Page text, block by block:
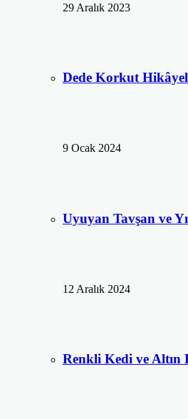
29 Aralık 2023
Dede Korkut
9 Ocak 2024
Uyuyan Tavşan ve
12 Aralık 2024
Renkli Kedi ve Altın